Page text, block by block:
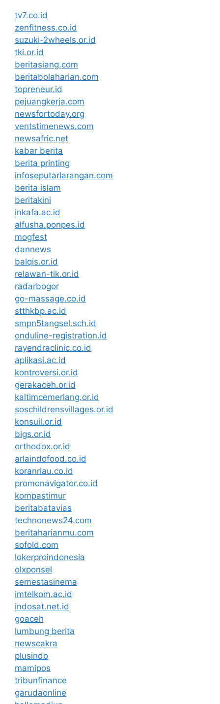
tv7.co.id
zenfitness.co.id
suzuki-2wheels.or.id
tki.or.id
beritasiang.com
beritabolaharian.com
topreneur.id
pejuangkerja.com
newsfortoday.org
ventstimenews.com
newsafric.net
kabar berita
berita printing
infoseputarlarangan.com
berita islam
beritakini
inkafa.ac.id
alfusha.ponpes.id
mogfest
dannews
balqis.or.id
relawan-tik.or.id
radarbogor
go-massage.co.id
stthkbp.ac.id
smpn5tangsel.sch.id
onduline-registration.id
rayendraclinic.co.id
aplikasi.ac.id
kontroversi.or.id
gerakaceh.or.id
kaltimcemerlang.or.id
soschildrensvillages.or.id
konsuil.or.id
bigs.or.id
orthodox.or.id
arlaindofood.co.id
koranriau.co.id
promonavigator.co.id
kompastimur
beritabatavias
technonews24.com
beritaharianmu.com
sofold.com
lokerproindonesia
olxponsel
semestasinema
imtelkom.ac.id
indosat.net.id
goaceh
lumbung berita
newscakra
plusindo
mamipos
tribunfinance
garudaonline